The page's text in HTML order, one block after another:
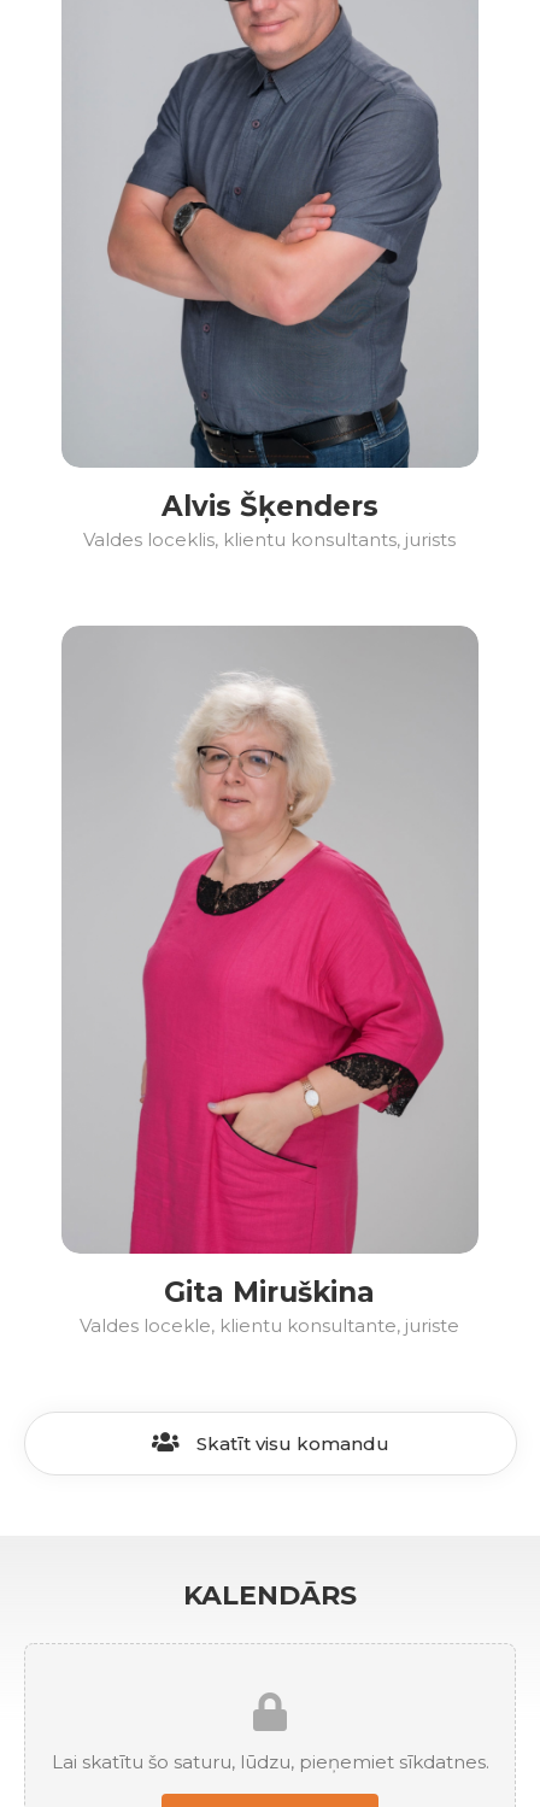
Alvis Šķenders
Valdes loceklis, klientu konsultants, jurists
Gita Miruškina
Valdes locekle, klientu konsultante, juriste
Skatīt visu komandu
KALENDĀRS
Lai skatītu šo saturu, lūdzu, pieņemiet sīkdatnes.